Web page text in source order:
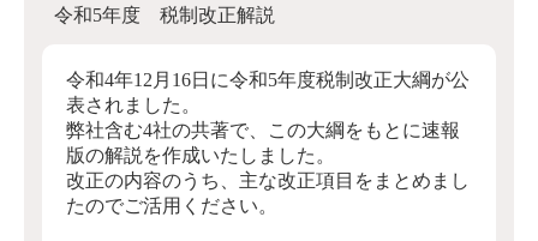
令和5年度 税制改正解説
令和4年12月16日に令和5年度税制改正大綱が公
表されました。
弊社含む4社の共著で、この大綱をもとに速報
版の解説を作成いたしました。
改正の内容のうち、主な改正項目をまとめまし
たのでご活用ください。